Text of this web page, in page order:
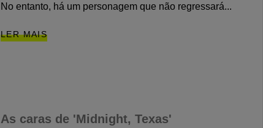
No entanto, há um personagem que não regressará...
LER MAIS
As caras de 'Midnight, Texas'